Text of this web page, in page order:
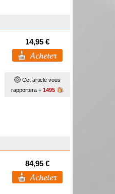
14,95 €
Cet article vous
rapportera + 1495
84,95 €